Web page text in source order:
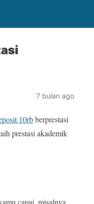
7 bulan ago
10rbberprestasi
prestasi akademik
capai, misalnya